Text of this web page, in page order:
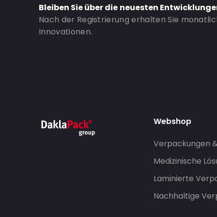
Bleiben Sie über die neuesten
Nach der Registrierung erhalten Sie
Innovationen.
Webshop
Verpackungen
Medizinische
Laminierte
Nachhaltige